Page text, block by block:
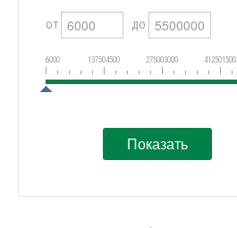
от до
6000 137504500 275003000 412501500